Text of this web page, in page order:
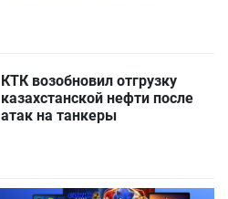
КТК возобновил отгрузку
казахстанской нефти после
атак на танкеры